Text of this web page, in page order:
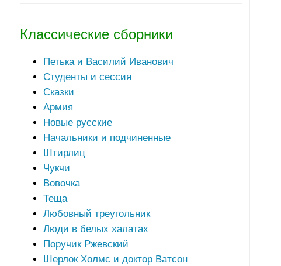
Классические сборники
Петька и Василий Иванович
Студенты и сессия
Сказки
Армия
Новые русские
Начальники и подчиненные
Штирлиц
Чукчи
Вовочка
Теща
Любовный треугольник
Люди в белых халатах
Поручик Ржевский
Шерлок Холмс и доктор Ватсон